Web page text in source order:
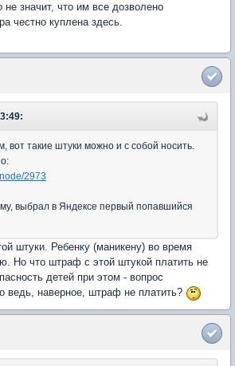
значит, что им все дозволено
честно куплена здесь.
вот такие штуки можно и с собой носить.
2973
выбрал в Яндексе первый попавшийся
штуки. Ребенку (маникену) во время
Но что штраф с этой штукой платить не
детей при этом - вопрос
ведь, наверное, штраф не платить?